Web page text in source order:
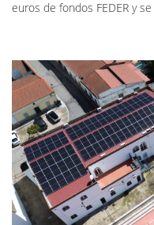
euros de fondos FEDER y